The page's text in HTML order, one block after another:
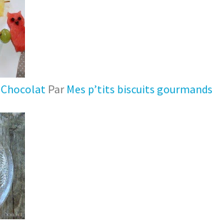
Par Mes p’tits biscuits gourmands